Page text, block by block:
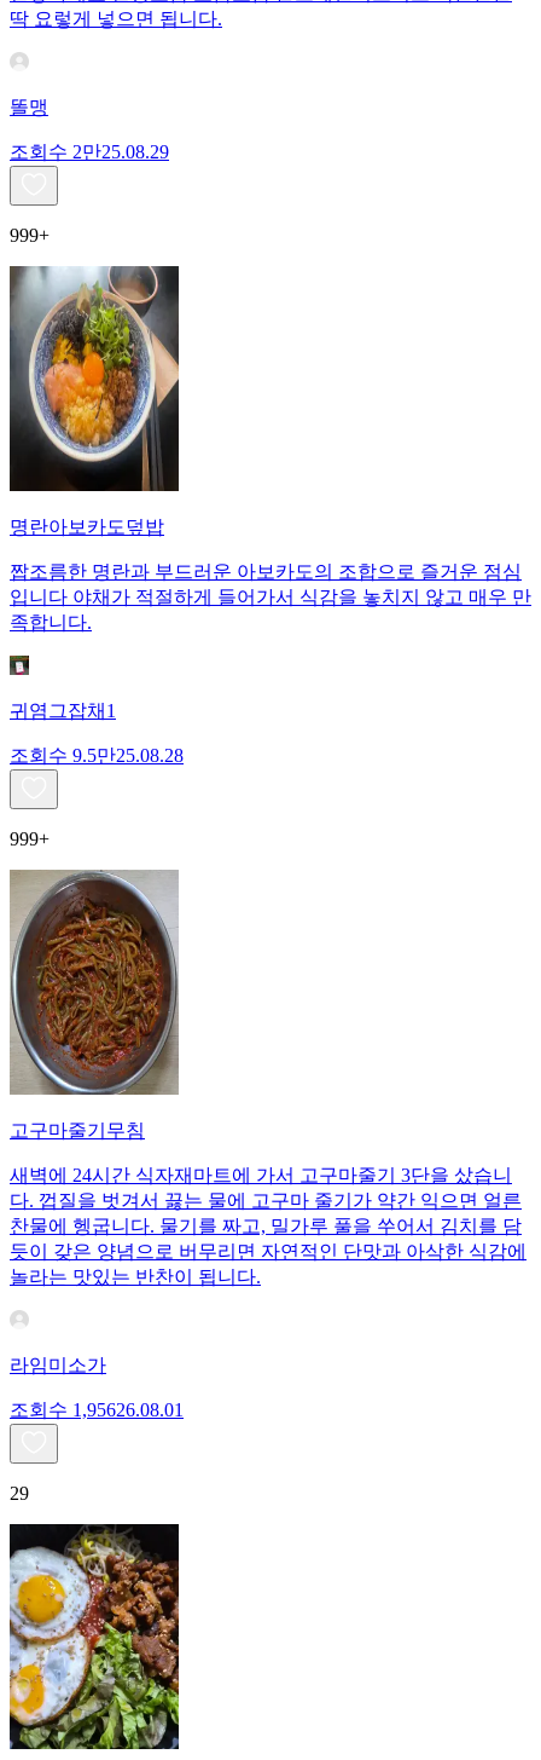
딱 요렇게 넣으면 됩니다.
똘맹
조회수 2만25.08.29
999+
명란아보카도덮밥
짭조름한 명란과 부드러운 아보카도의 조합으로 즐거운 점심
입니다 야채가 적절하게 들어가서 식감을 놓치지 않고 매우 만
족합니다.
귀염그잡채1
조회수 9.5만25.08.28
999+
고구마줄기무침
새벽에 24시간 식자재마트에 가서 고구마줄기 3단을 샀습니
다. 껍질을 벗겨서 끓는 물에 고구마 줄기가 약간 익으면 얼른
찬물에 헹굽니다. 물기를 짜고, 밀가루 풀을 쑤어서 김치를 담
듯이 갖은 양념으로 버무리면 자연적인 단맛과 아삭한 식감에
놀라는 맛있는 반찬이 됩니다.
라임미소가
조회수 1,95626.08.01
29